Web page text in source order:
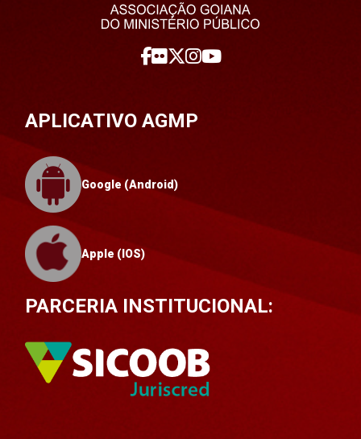
APLICATIVO AGMP
Google (Android)
Apple (IOS)
PARCERIA INSTITUCIONAL: